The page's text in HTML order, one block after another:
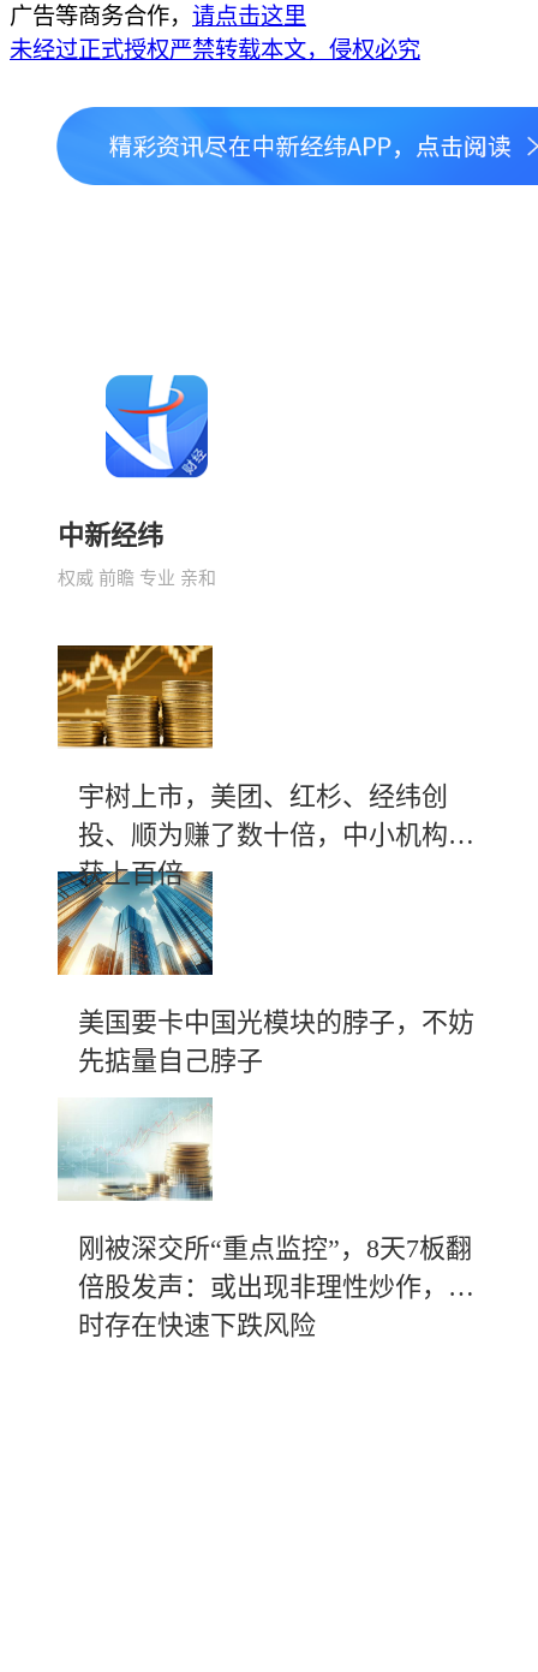
广告等商务合作， 请点击这里
未经过正式授权严禁转载本文，侵权必究
中新经纬
权威 前瞻 专业 亲和
宇树上市，美团、红杉、经纬创
投、顺为赚了数十倍，中小机构斩
获上百倍
美国要卡中国光模块的脖子，不妨
先掂量自己脖子
刚被深交所“重点监控”，8天7板翻
倍股发声：或出现非理性炒作，随
时存在快速下跌风险